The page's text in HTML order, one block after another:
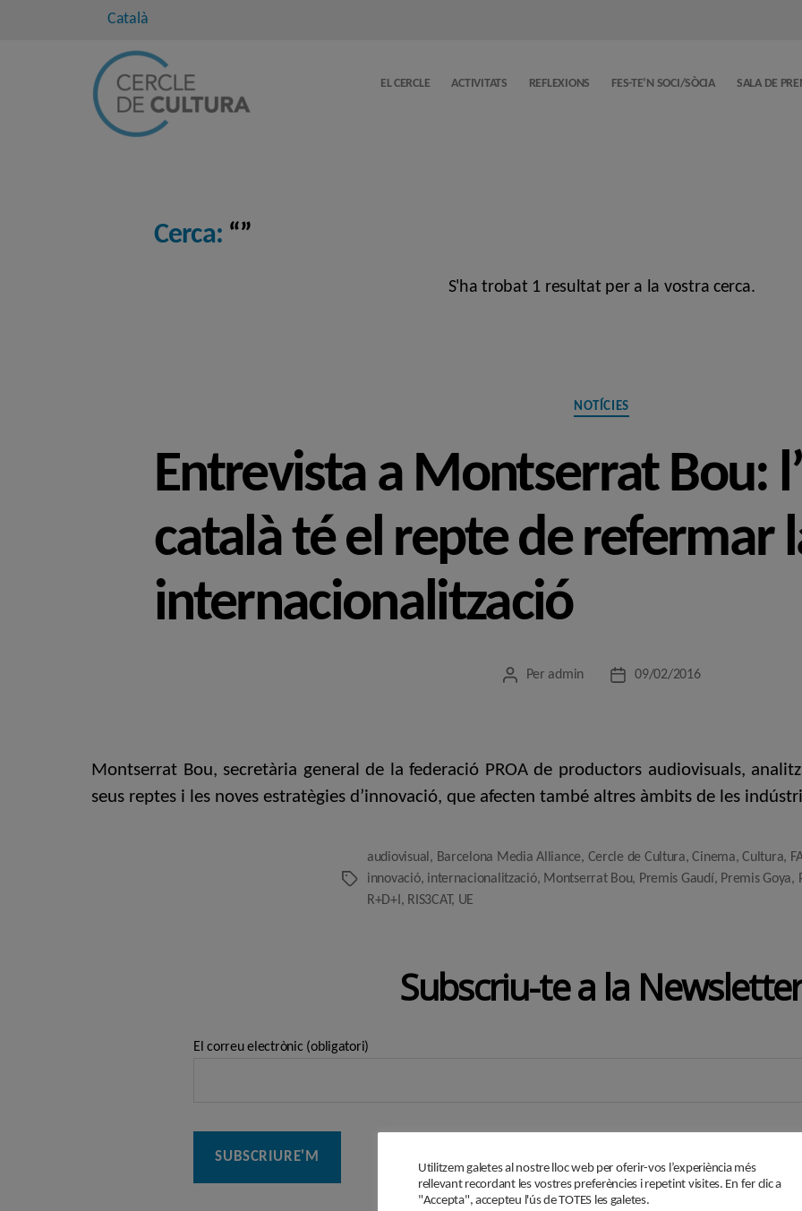
Català
EL CERCLE ACTIVITATS REFLEXIONS FES-TE’N SOCI/SÒCIA SALA DE
Cerca: “”
S'ha trobat 1 resultat per a la vostra cerca.
Categories
NOTÍCIES
Entrevista a Montserrat Bou:
català té el repte de refermar
internacionalització
Autor
Per admin
Data09/02/2016
Montserrat Bou, secretària general de la federació PROA de productors audiovisuals,
seus reptes i les noves estratègies d’innovació, que afecten també altres àmbits de les
Etiquetes
audiovisual , Barcelona Media Alliance, Cercle de Cultura,Cinema,Cultura,
innovació, internacionalització, Montserrat Bou, Premis Gaudí, Premis Goya,
R+D+I , RIS3CAT , UE
Subscriu-te a la
El correu electrònic (obligatori)
Utilitzem galetes al nostre lloc web per oferir-vos l’experiència més
rellevant recordant les vostres preferències i repetint visites. En fer clic a
"Accepta", accepteu l'ús de TOTES les galetes.